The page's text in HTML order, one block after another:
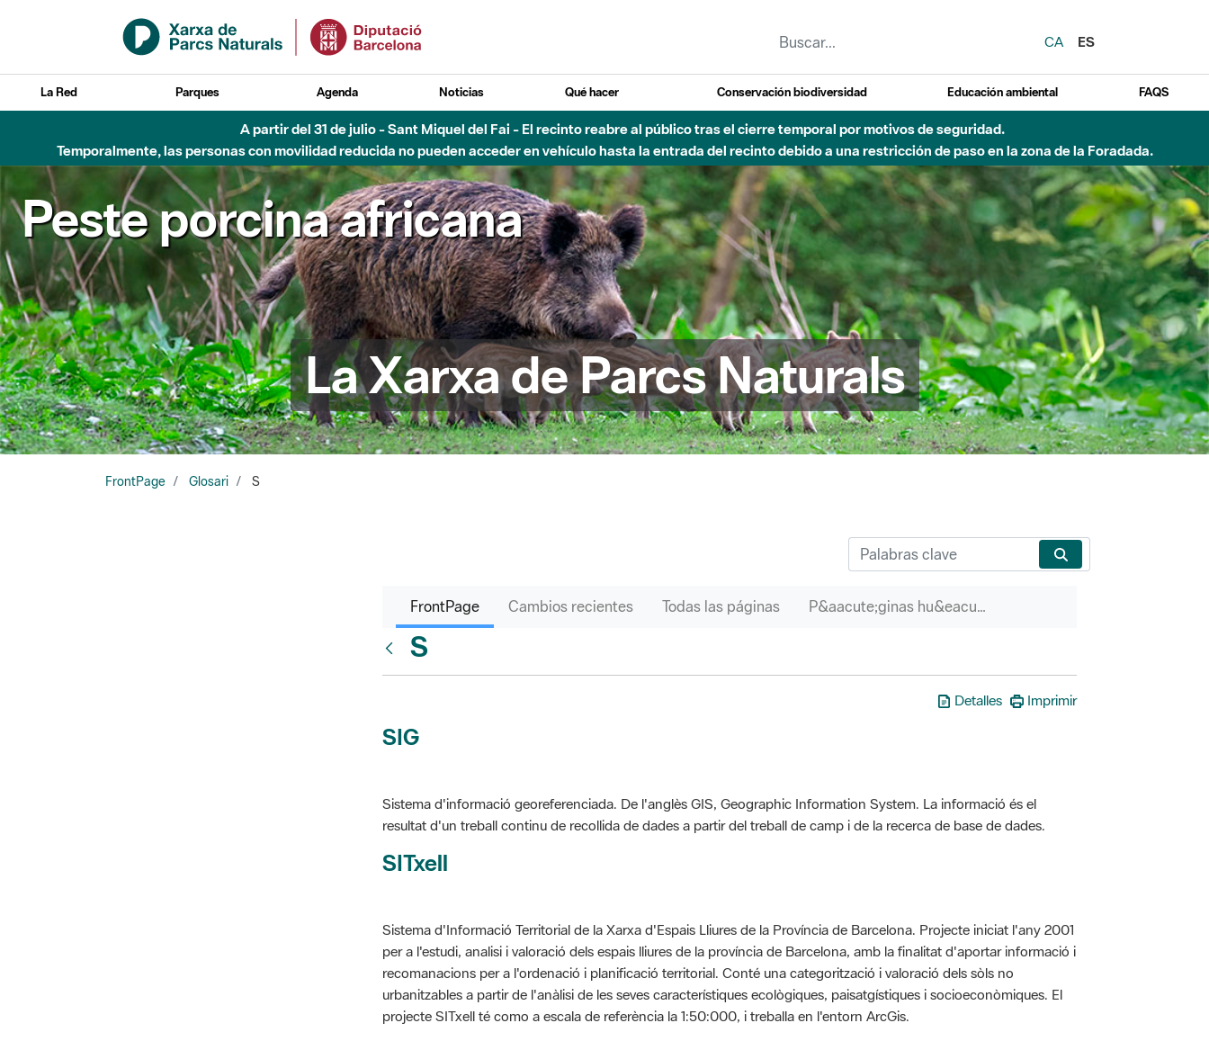
Saltar al contenido principal
CA
ES
La Red Parques Agenda Noticias Qué hacer Conservación biodiversidad Educación ambiental FAQS
A partir del 31 de julio - Sant Miquel del Fai - El recinto reabre al público tras el cierre temporal por motivos de seguridad.
Temporalmente, las personas con movilidad reducida no pueden acceder en vehículo hasta la entrada del recinto debido a una restricción de paso en la zona de la Foradada.
Peste porcina africana
La Xarxa de Parcs Naturals
FrontPage Glosari S
FrontPage Cambios recientes Todas las páginas P&aacute;ginas hu&eacute;rfanas
S
Detalles Imprimir
SIG
Sistema d'informació georeferenciada. De l'anglès GIS, Geographic Information System. La informació és el
resultat d'un treball continu de recollida de dades a partir del treball de camp i de la recerca de base de dades.
SITxell
Sistema d'Informació Territorial de la Xarxa d'Espais Lliures de la Província de Barcelona. Projecte iniciat l'any 2001
per a l'estudi, analisi i valoració dels espais lliures de la província de Barcelona, amb la finalitat d'aportar informació i
recomanacions per a l'ordenació i planificació territorial. Conté una categorització i valoració dels sòls no
urbanitzables a partir de l'anàlisi de les seves característiques ecològiques, paisatgístiques i socioeconòmiques. El
projecte SITxell té como a escala de referència la 1:50:000, i treballa en l'entorn ArcGis.